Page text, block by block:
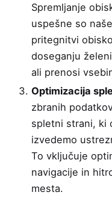
Spremljanje
uspešne so
pritegnitvi
doseganju
ali prenosi
Optimizacija
zbranih
spletni strani, ki
izvedemo
To vključuje
navigacije in
mesta.